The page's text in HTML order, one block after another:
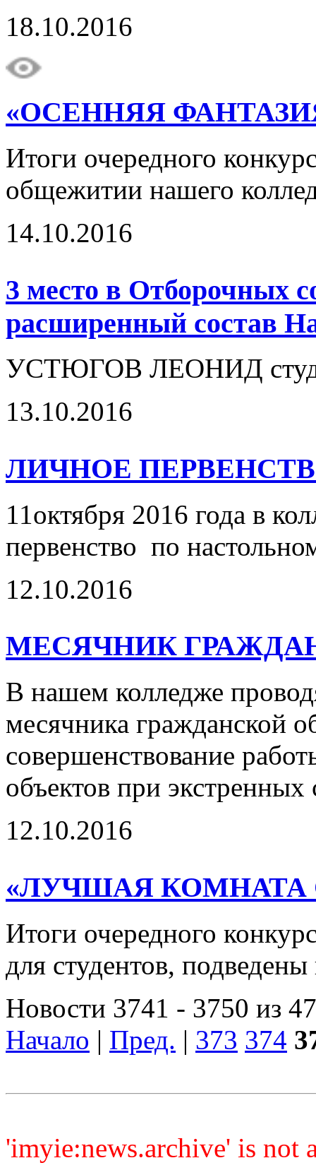
18.10.2016
«ОСЕННЯЯ
Итоги очередного
общежитии нашего
14.10.2016
3 место в Отборочных
расширенный состав
УСТЮГОВ ЛЕОНИД
13.10.2016
ЛИЧНОЕ
11октября 2016 года в
первенство по
12.10.2016
МЕСЯЧНИК
В нашем колледже
месячника гражданской
совершенствование
объектов при
12.10.2016
«ЛУЧШАЯ КОМНАТА
Итоги очередного
для студентов,
Новости 3741 - 3750 из
Начало | Пред. | 373 374
'imyie:news.archive' is not